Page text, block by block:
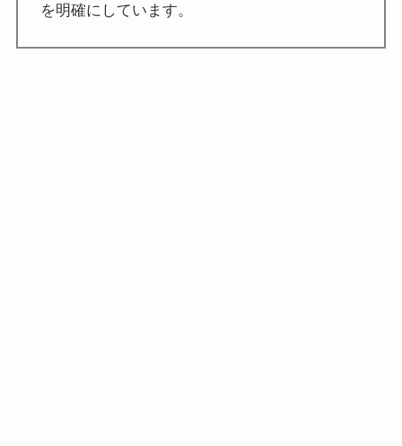
を明確にしています。